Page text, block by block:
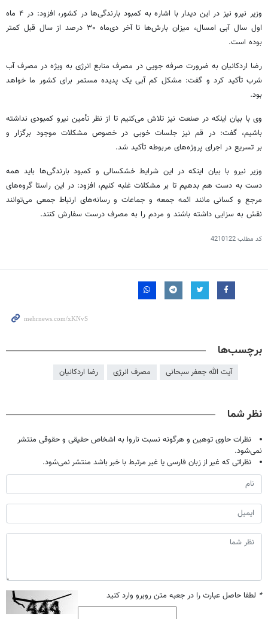
وزیر نیرو نیز در این دیدار با اشاره به کمبود بارندگی‌ها در کشور، افزود: در ۴ ماه
اول سال آبی امسال، میزان بارش‌ها تا آخر دی‌ماه ۳۰ درصد از سال قبل کمتر
بوده است.
رضا اردکانیان به ضرورت صرفه جویی در مصرف منابع انرژی به ویژه در مصرف آب
شرب تأکید کرد و گفت: مشکل کم آبی یک پدیده مستمر برای کشور ما خواهد
بود.
وی با بیان اینکه در صنعت نیز تلاش می‌کنیم تا از نظر تأمین نیرو کمبودی نداشته
باشیم، گفت: در قم نیز جلسات خوبی در خصوص مشکلات موجود برگزار و
بر تسریع در اجرای پروژه‌های مربوطه تأکید شد.
وزیر نیرو با بیان اینکه در این شرایط خشکسالی و کمبود بارندگی‌ها باید همه
دست به دست هم بدهیم تا بر مشکلات غلبه کنیم، افزود: در این راستا گروه‌های
مرجع و کسانی مانند ائمه جمعه و جماعات و رسانه‌های ارتباط جمعی می‌توانند
نقش به سزایی داشته باشند و مردم را به مصرف درست سفارش کنند.
کد مطلب4210122
برچسب‌ها
آیت الله جعفر سبحانی مصرف انرژی رضا اردکانیان
نظر شما
نظرات حاوی توهین و هرگونه نسبت ناروا به اشخاص حقیقی و حقوقی منتشر
نمی‌شود.
نظراتی که غیر از زبان فارسی یا غیر مرتبط با خبر باشد منتشر نمی‌شود.
* لطفا حاصل عبارت را در جعبه متن روبرو وارد کنید